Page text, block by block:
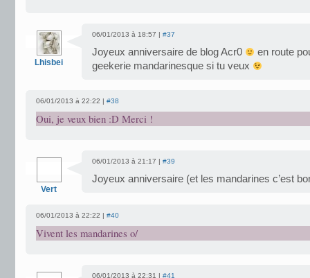
Lhisbei
06/01/2013 à 18:57 | #37
Joyeux anniversaire de blog Acr0
en route
geekerie mandarinesque si tu veux
06/01/2013 à 22:22 | #38
Oui, je veux bien :D Merci !
Vert
06/01/2013 à 21:17 | #39
Joyeux anniversaire (et les mandarines c’est
06/01/2013 à 22:22 | #40
Vivent les mandarines o/
06/01/2013 à 22:31 | #41